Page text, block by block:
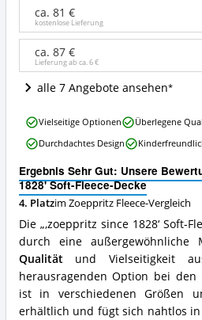
Soft-
Fleece-
Decke
Angebote:
ist
diese
Fleece
erhältlich?
ca. 81 €
kostenlose Lieferung
ca. 87 €
Lieferung ab ca.6 €
alle 7 Angebote ansehen
Ergebnis Sehr Gut: Unsere
1828' Soft-Fleece-Decke
4. Platzim Zoeppritz Fleece-Vergleich
Die „‚zoeppritz since 1828‘ Soft-
durch eine außergewöhnliche
Qualitätund Vielseitigkeit
herausragenden Option bei
ist in verschiedenen Größen
erhältlich und fügt sich nahtlos
'zoeppritz
since
1828'
Fleece-
Decke
Vorteile:
Was
spricht
für
diese
Zoeppritz
Fleece?
Vielseitige Optionen Überlegene
Durchdachtes Design